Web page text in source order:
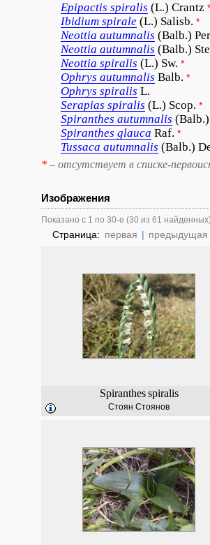
Epipactis spiralis (L.) Crantz *
Ibidium spirale (L.) Salisb. *
Neottia autumnalis (Balb.)
Neottia autumnalis (Balb.)
Neottia spiralis (L.) Sw. *
Ophrys autumnalis Balb. *
Ophrys spiralis L.
Serapias spiralis (L.) Scop. *
Spiranthes autumnalis
Spiranthes glauca Raf. *
Tussaca autumnalis (Balb.)
* – отсутствует в списке-
Изображения
Показано с 1 по 30-е (30 из 61
Страница: первая | предыдущая
Spiranthes spiralis
Стоян Стоянов